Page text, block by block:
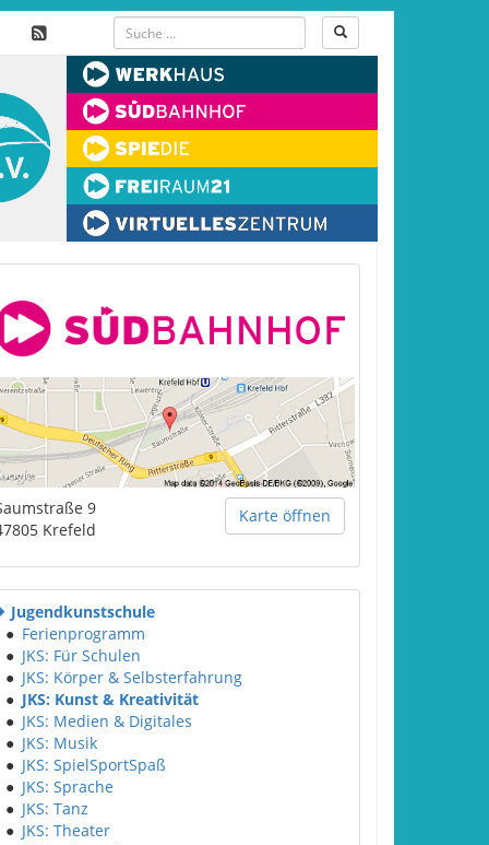
Karte öffnen
9
Krefeld
Jugendkunstschule
● Ferienprogramm
● JKS: Für Schulen
● JKS: Körper & Selbsterfahrung
● JKS: Kunst & Kreativität
● JKS: Medien & Digitales
● JKS: Musik
● JKS: SpielSportSpaß
● JKS: Sprache
● JKS: Tanz
● JKS: Theater